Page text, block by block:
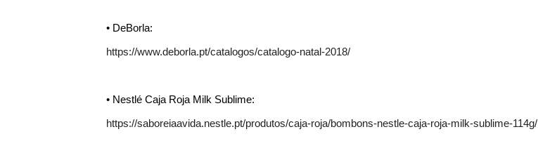
• DeBorla:
https://www.deborla.pt/catalogos/catalogo-natal-2018/
• Nestlé Caja Roja Milk Sublime:
https://saboreiaavida.nestle.pt/produtos/caja-roja/bombons-nestle-caja-roja-milk-sublime-114g/